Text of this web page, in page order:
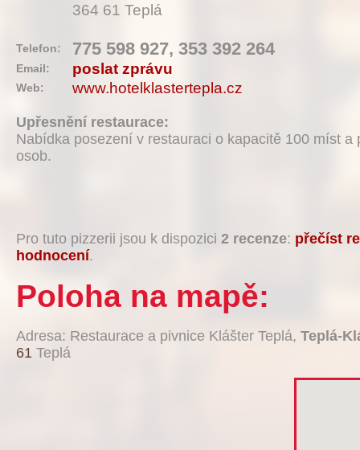
364 61 Teplá
Telefon: 775 598 927, 353 392 264
Email: poslat zprávu
Web: www.hotelklastertepla.cz
Upřesnění restaurace:
Nabídka posezení v restauraci o kapacitě 100 míst a
osob.
Pro tuto pizzerii jsou k dispozici 2 recenze: přečíst
hodnocení.
Poloha na mapě:
Adresa: Restaurace a pivnice Klášter Teplá, Teplá-
61 Teplá